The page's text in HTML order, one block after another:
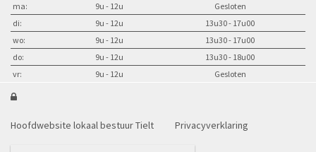
ma: 9u - 12u
Gesloten
di:
9u - 12u
13u30 - 17u00
wo:
9u - 12u
13u30 - 17u00
do:
9u - 12u
13u30 - 18u00
vr:
9u - 12u Gesloten

Hoofdwebsite lokaal bestuur Tielt Privacyverklaring